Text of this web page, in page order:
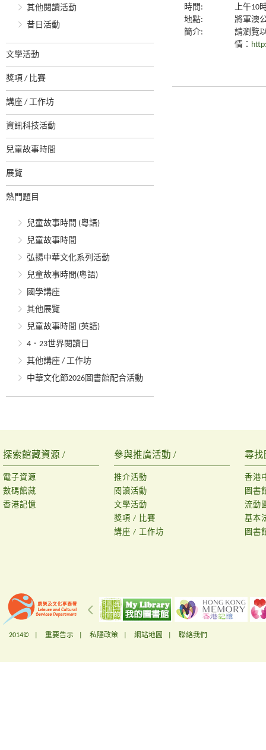
其他閱讀活動
昔日活動
文學活動
獎項 / 比賽
講座 / 工作坊
資訊科技活動
兒童故事時間
展覽
熱門題目
兒童故事時間 (粵語)
兒童故事時間
弘揚中華文化系列活動
兒童故事時間(粵語)
國學講座
其他展覽
兒童故事時間 (英語)
4．23世界閱讀日
其他講座 / 工作坊
中華文化節2026圖書館配合活動
時間:
上午10
地點:
將軍澳
簡介:
請瀏覽
情：
探索館藏資源 /
電子資源
數碼館藏
香港記憶
參與推廣活動 /
推介活動
閱讀活動
文學活動
獎項 / 比賽
講座 / 工作坊
尋找
香港
圖書
流動
基本
圖書
2014© | 重要告示 私隱政策 網站地圖 聯絡我們